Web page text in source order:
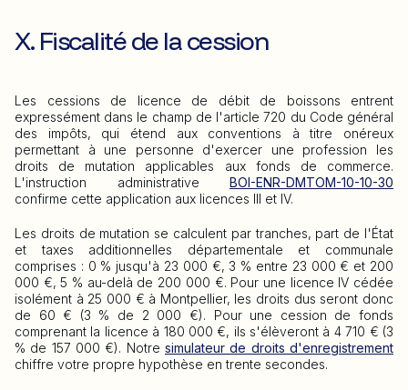
X. Fiscalité de la cession
Les cessions de licence de débit de boissons entrent
expressément dans le champ de l'article 720 du Code général
des impôts, qui étend aux conventions à titre onéreux
permettant à une personne d'exercer une profession les
droits de mutation applicables aux fonds de commerce.
L'instruction administrative BOI-ENR-DMTOM-10-10-30
confirme cette application aux licences III et IV.
Les droits de mutation se calculent par tranches, part de l'État
et taxes additionnelles départementale et communale
comprises : 0 % jusqu'à 23 000 €, 3 % entre 23 000 € et 200
000 €, 5 % au-delà de 200 000 €. Pour une licence IV cédée
isolément à 25 000 € à Montpellier, les droits dus seront donc
de 60 € (3 % de 2 000 €). Pour une cession de fonds
comprenant la licence à 180 000 €, ils s'élèveront à 4 710 € (3
% de 157 000 €). Notre simulateur de droits d'enregistrement
chiffre votre propre hypothèse en trente secondes.